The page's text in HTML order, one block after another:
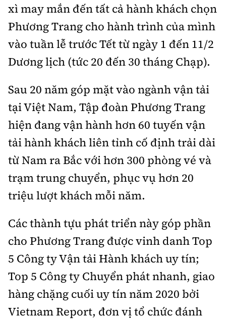
xì may mắn đến tất cả hành khách chọn
Phương Trang cho hành trình của mình
vào tuần lễ trước Tết từ ngày 1 đến 11/2
Dương lịch (tức 20 đến 30 tháng Chạp).
Sau 20 năm góp mặt vào ngành vận tải
tại Việt Nam, Tập đoàn Phương Trang
hiện đang vận hành hơn 60 tuyến vận
tải hành khách liên tỉnh cố định trải dài
từ Nam ra Bắc với hơn 300 phòng vé và
trạm trung chuyển, phục vụ hơn 20
triệu lượt khách mỗi năm.
Các thành tựu phát triển này góp phần
cho Phương Trang được vinh danh Top
5 Công ty Vận tải Hành khách uy tín;
Top 5 Công ty Chuyển phát nhanh, giao
hàng chặng cuối uy tín năm 2020 bởi
Vietnam Report, đơn vị tổ chức đánh